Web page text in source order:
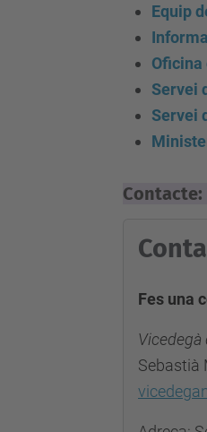
Equip
Servei
Servei
Contacte:
Fes una
Vicedegà
Sebastià